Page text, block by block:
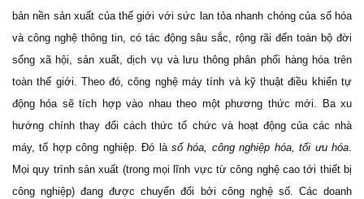
bản nền sản xuất của thế giới với sức lan tỏa nhanh chóng của số hóa
và công nghệ thông tin, có tác động sâu sắc, rộng rãi đến toàn bộ đời
sống xã hội, sản xuất, dịch vụ và lưu thông phân phối hàng hóa trên
toàn thế giới. Theo đó, công nghệ máy tính và kỹ thuật điều khiển tự
động hóa sẽ tích hợp vào nhau theo một phương thức mới. Ba xu
hướng chính thay đổi cách thức tổ chức và hoạt động của các nhà
máy, tổ hợp công nghiệp. Đó là số hóa, công nghiệp hóa, tối ưu hóa.
Mọi quy trình sản xuất (trong mọi lĩnh vực từ công nghệ cao tới thiết bị
công nghiệp) đang được chuyển đổi bởi công nghệ số. Các doanh